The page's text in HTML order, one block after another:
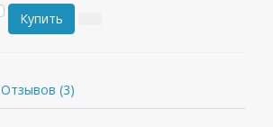
Купить
Отзывов (3)